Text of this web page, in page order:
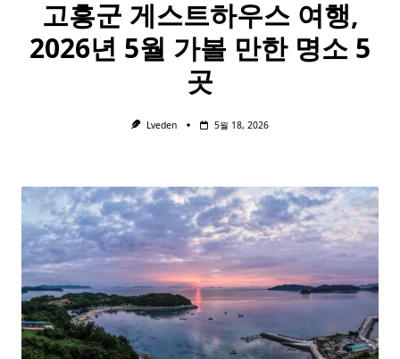
고흥군 게스트하우스 여행,
2026년 5월 가볼 만한 명소 5
곳
Lveden 5월 18, 2026